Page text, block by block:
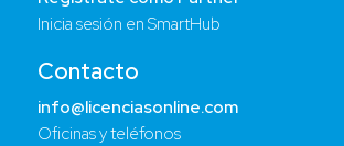
Inicia sesión en SmartHub
Contacto
info@licenciasonline.com
Oficinas y teléfonos